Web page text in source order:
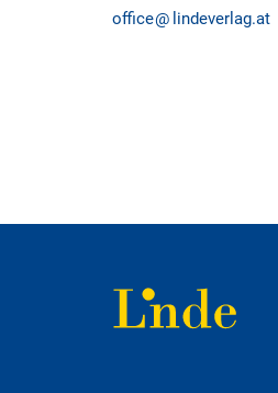
office
lindeverlag.at